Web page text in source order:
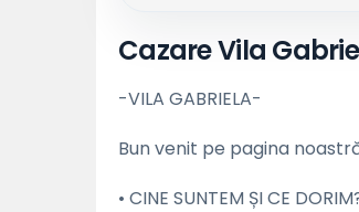
Cazare Vila
-VILA GABRIELA-
Bun venit pe pagina
• CINE SUNTEM ȘI CE